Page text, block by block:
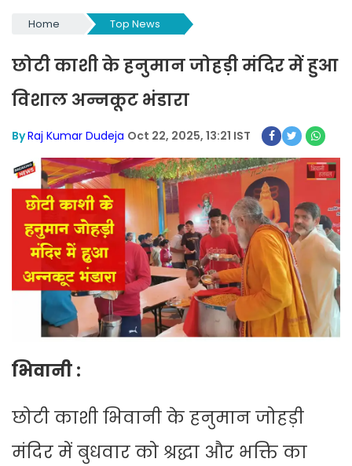
Home Top News
छोटी काशी के हनुमान जोहड़ी मंदिर में हुआ
विशाल अन्नकूट भंडारा
ByRaj Kumar Dudeja Oct 22, 2025, 13:21 IST
भिवानी :
छोटी काशी भिवानी के हनुमान जोहड़ी
मंदिर में बुधवार को श्रद्धा और भक्ति का